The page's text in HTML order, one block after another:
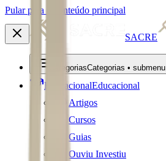
Pular para o conteúdo principal
SACRE
CategoriasCategorias • submenu
EducacionalEducacional
Artigos
Cursos
Guias
Ouviu Investiu